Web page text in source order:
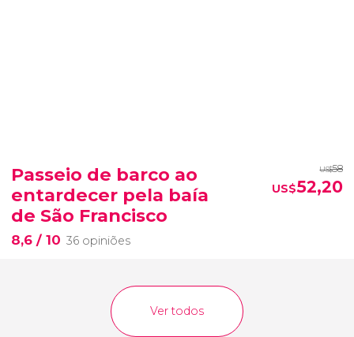
Passeio de barco ao
entardecer pela baía
de São Francisco
8,6 / 10 36 opiniões
US$58
US$52,20
Ver todos